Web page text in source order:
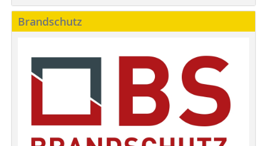
Brandschutz